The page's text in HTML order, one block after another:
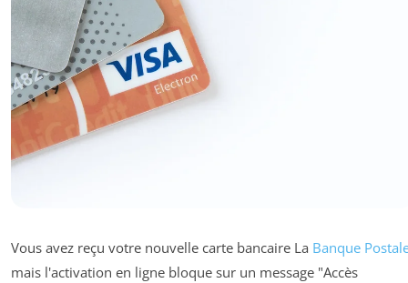
Vous avez reçu votre nouvelle carte bancaire La Banque
mais l'activation en ligne bloque sur un message "Accès